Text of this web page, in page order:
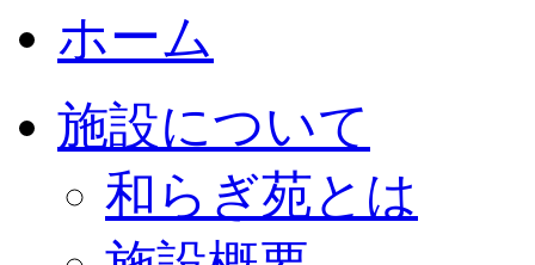
ホーム
施設について
和らぎ苑とは